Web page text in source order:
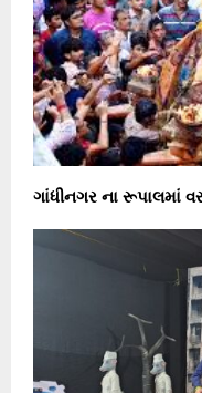
ગાંધીનગર ના રૂપાલમાં